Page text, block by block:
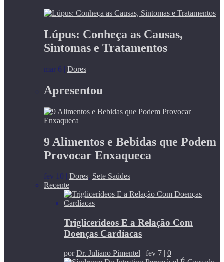
Lúpus: Conheça as Causas,
Sintomas e Tratamentos
mar 6 | Dores |
Apresentou
9 Alimentos e Bebidas que Podem
Provocar Enxaqueca
fev 10 Dores, Sete Saúdes
Recente
Triglicerídeos E a Relação Com
Doenças Cardíacas
porDr. Juliano Pimentel | fev 7 | 0